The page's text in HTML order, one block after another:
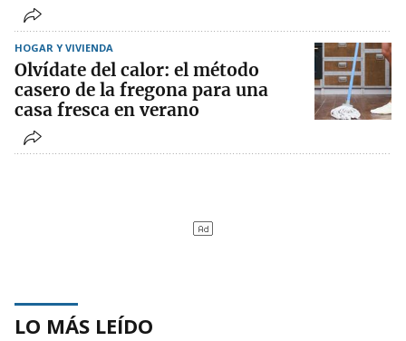
HOGAR Y VIVIENDA
Olvídate del calor: el método
casero de la fregona para una
casa fresca en verano
LO MÁS LEÍDO